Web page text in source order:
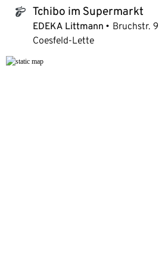
tchibo_logo Tchibo im Supermarkt
EDEKA Littmann Bruchstr. 9
Coesfeld-Lette